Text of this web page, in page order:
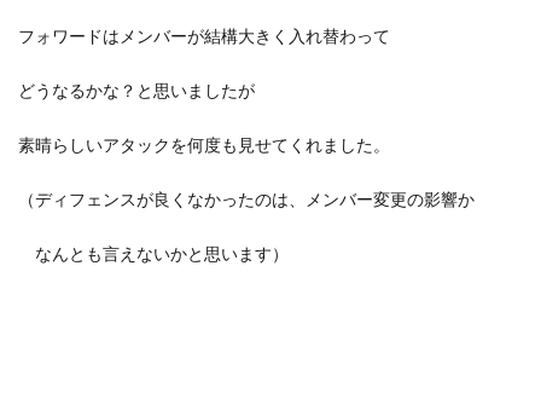
フォワードはメンバーが結構大きく入れ替わって
どうなるかな？と思いましたが
素晴らしいアタックを何度も見せてくれました。
（ディフェンスが良くなかったのは、メンバー変更の影響か
なんとも言えないかと思います）